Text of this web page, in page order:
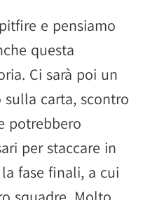
e pensiamo
questa
Ci sarà poi un
carta, scontro
potrebbero
per staccare in
fase finali, a cui